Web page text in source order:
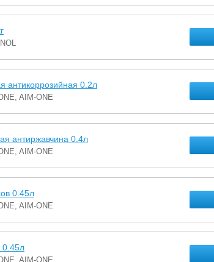
0.2л
AIM-ONE
антиржавчина 0.4л
AIM-ONE
0.45л
AIM-ONE
0.45л
AIM-ONE